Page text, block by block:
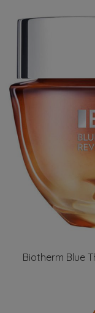
Biotherm Blue